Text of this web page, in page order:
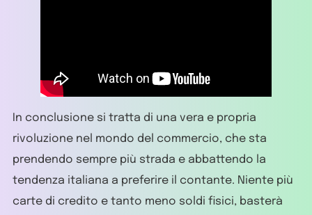
In conclusione si tratta di una vera e propria
rivoluzione nel mondo del commercio, che sta
prendendo sempre più strada e abbattendo la
tendenza italiana a preferire il contante. Niente più
carte di credito e tanto meno soldi fisici, basterà